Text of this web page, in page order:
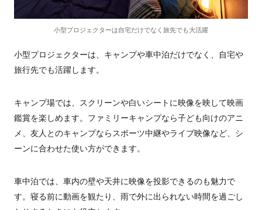
小型プロジェクターは自宅だけでなく旅先でも大活躍
小型プロジェクターは、キャンプや車中泊だけでなく、自宅や
旅行先でも活躍します。
キャンプ場では、スクリーンや白いシートに映像を映して映画
鑑賞を楽しめます。ファミリーキャンプなら子ども向けのアニ
メ、友人とのキャンプならスポーツ中継やライブ映像など、シ
ーンに合わせた使い方ができます。
車中泊では、車内の壁や天井に映像を投影できるのも魅力で
す。寝る前に動画を観たり、雨で外に出られない時間を過ごし